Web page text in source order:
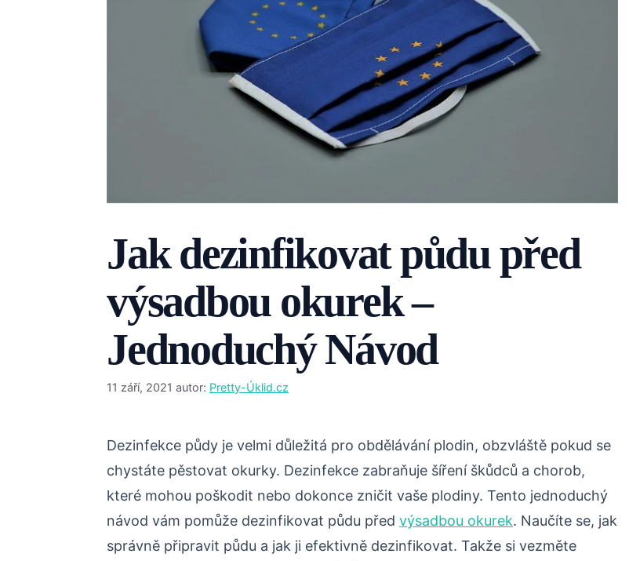
Jak dezinfikovat půdu před
výsadbou okurek –
Jednoduchý Návod
11 září, 2021 autor: Pretty-Úklid.cz
Dezinfekce půdy je velmi důležitá pro obdělávání plodin, obzvláště pokud se
chystáte pěstovat okurky. Dezinfekce zabraňuje šíření škůdců a chorob,
které mohou poškodit nebo dokonce zničit vaše plodiny. Tento jednoduchý
návod vám pomůže dezinfikovat půdu před výsadbou okurek. Naučíte se, jak
správně připravit půdu a jak ji efektivně dezinfikovat. Takže si vezměte